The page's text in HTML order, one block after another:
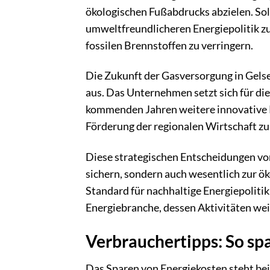
ökologischen Fußabdrucks abzielen.
umweltfreundlicheren Energiepolitik
fossilen Brennstoffen zu verringern.
Die Zukunft der Gasversorgung in
aus. Das Unternehmen setzt sich für
kommenden Jahren weitere
Förderung der regionalen Wirtschaft
Diese strategischen Entscheidungen
sichern, sondern auch wesentlich zur
Standard für nachhaltige
Energiebranche, dessen Aktivitäten
Verbrauchertipps: So